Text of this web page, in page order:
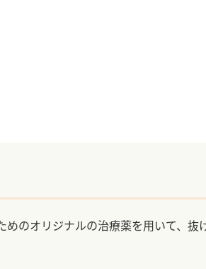
のオリジナルの治療薬を用いて、抜